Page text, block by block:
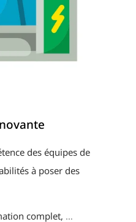
des équipes de
à poser des
complet, …